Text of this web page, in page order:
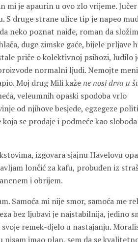
mi je apaurin u ovo zlo vrijeme.
S druge strane ulice tip je napeo
neko poznat naiđe, roman da
duge zimske gaće, bijele prljave
priče o kolektivnoj psihozi, ludilo
normalni ljudi. Nemojte
Moj drug Mili kažene nosi drva u
veleumnih opaski spodoba vrlo
od njihove besjede, egzegeze
se prodaje i podmeće kao
izgovara sjajnu Havelovu
lončić za kafu, probuđen iz
i obrijem.
Samoća mi nije smor, samoća me
bez ljubavi je najstabilnija, jedino
remek-djelo u nastajanju.
nisam imao plan, sem da se